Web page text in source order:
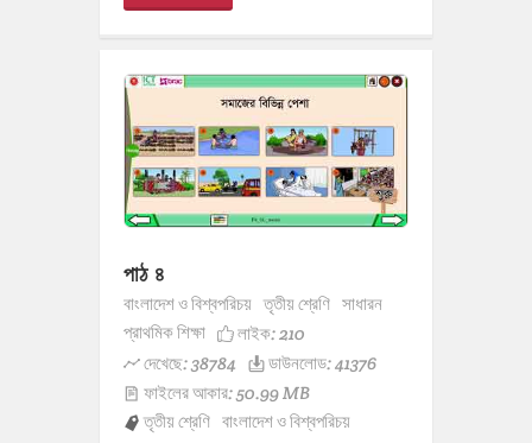
পাঠ ৪
বাংলাদেশ ও বিশ্বপরিচয় তৃতীয় শ্রেণি সাধারন
প্রাথমিক শিক্ষা
লাইক:210
দেখেছে: 38784
ডাউনলোড: 41376
ফাইলের আকার: 50.99 MB
তৃতীয় শ্রেণি বাংলাদেশ ও বিশ্বপরিচয়